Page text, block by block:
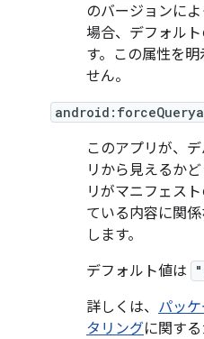
のバージョンに
場合、デフォル
す。この属性を
せん。
このアプリが、
リから見えるか
リがマニフェスト
ている内容に関
します。
デフォルト値は
詳しくは、 パッ
タリングに関す